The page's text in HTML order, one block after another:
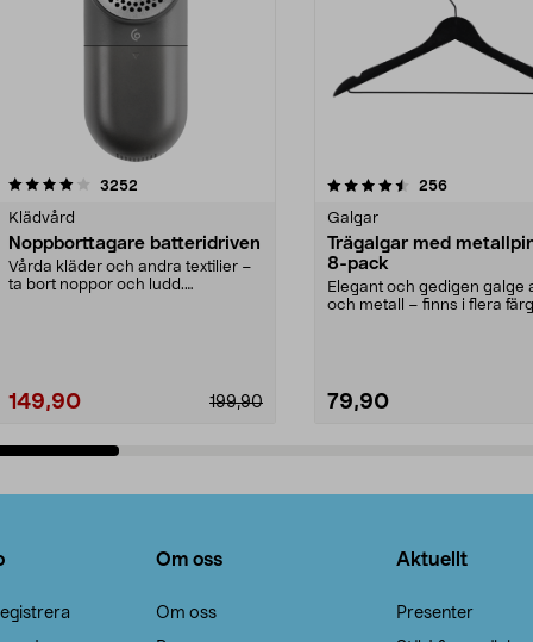
3252
Klädvård
Noppborttagare batteridriven
Vårda kläder och andra textilier –
ta bort noppor och ludd.
199,90
149,90
4.5av 5 stjärnor 256recensioner
Galgar
Trägalgar med
8-pack
Elegant och gedigen galge
och metall – finns i flera
79,90
4.0av 5 stjärnor
Om oss
Om oss
Aktuellt
Presenter